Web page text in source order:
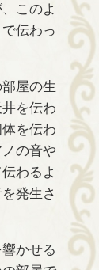
このよ
伝わっ
屋の生
を伝わ
を伝わ
の音や
わるよ
発生さ
かせる